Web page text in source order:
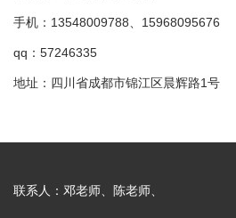
手机：13548009788、15968095676
qq：57246335
地址：四川省成都市锦江区晨辉路1号
联系人：邓老师、陈老师、